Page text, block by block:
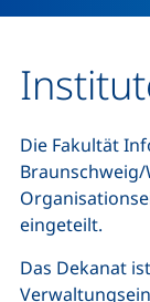
Die Fakultät
eingeteilt.
Das Dekanat